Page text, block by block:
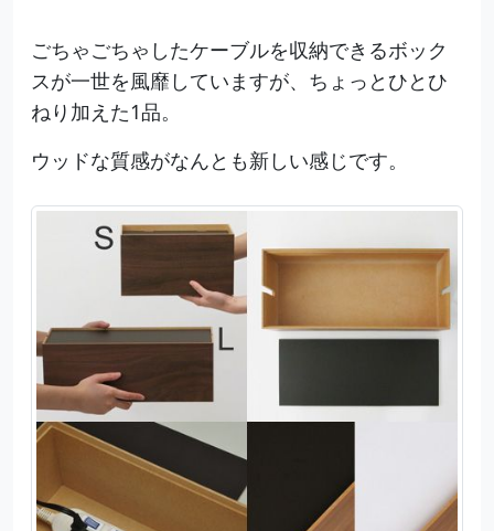
ごちゃごちゃしたケーブルを収納できるボック
スが一世を風靡していますが、ちょっとひとひ
ねり加えた1品。
ウッドな質感がなんとも新しい感じです。